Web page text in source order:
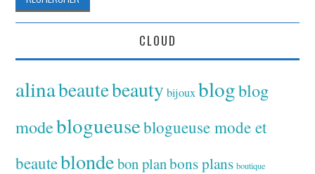
CLOUD
alinabeautebeauty bijoux blogblog
modeblogueuseblogueuse mode et
beauteblondebon planbons plans boutique